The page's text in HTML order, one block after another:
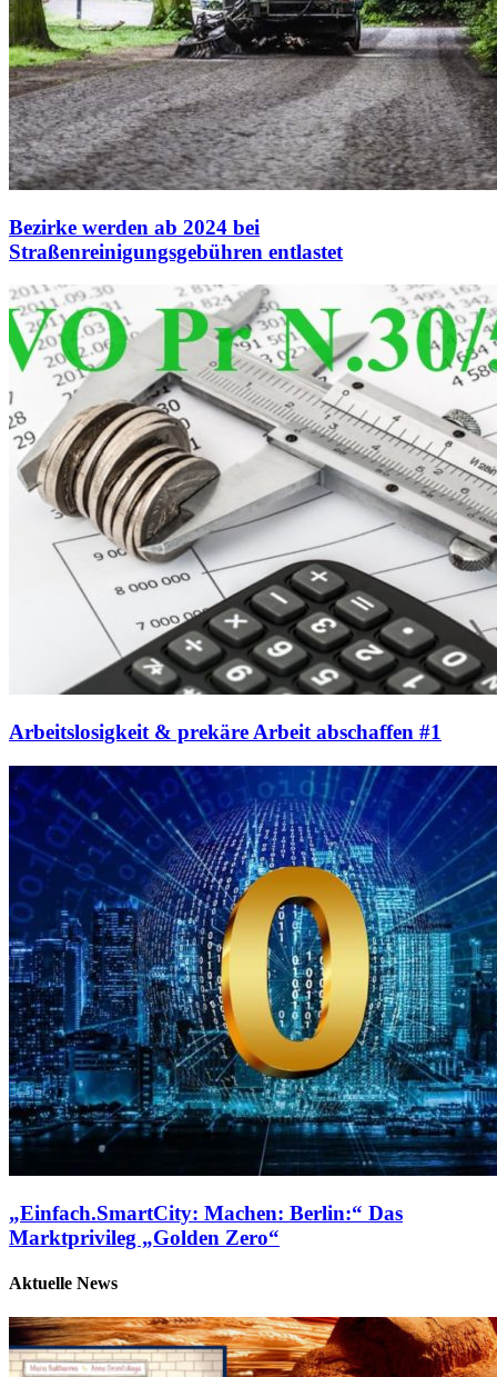
Bezirke werden ab 2024 bei
Straßenreinigungsgebühren entlastet
Arbeitslosigkeit & prekäre Arbeit abschaffen #1
„Einfach.SmartCity: Machen: Berlin:“ Das
Marktprivileg „Golden Zero“
Aktuelle News